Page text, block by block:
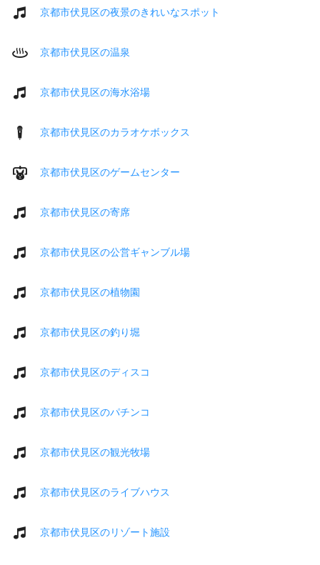
京都市伏見区の夜景のきれいなスポット
京都市伏見区の温泉
京都市伏見区の海水浴場
京都市伏見区のカラオケボックス
京都市伏見区のゲームセンター
京都市伏見区の寄席
京都市伏見区の公営ギャンブル場
京都市伏見区の植物園
京都市伏見区の釣り堀
京都市伏見区のディスコ
京都市伏見区のパチンコ
京都市伏見区の観光牧場
京都市伏見区のライブハウス
京都市伏見区のリゾート施設